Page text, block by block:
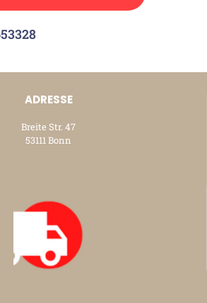
ADRESSE
Breite Str. 47
53111 Bonn